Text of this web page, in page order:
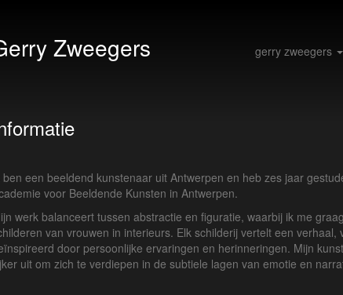
Zweegers gerry zweegers
ben een beeldend kunstenaar uit Antwerpen en heb zes jaar
voor Beeldende Kunsten in Antwerpen.
werk balanceert tussen abstractie en figuratie, waarbij ik me
van vrouwen in interieurs. Elk schilderij vertelt een verhaal,
door persoonlijke ervaringen en herinneringen. Mijn
uit om zich te verdiepen in de subtiele lagen van emotie en